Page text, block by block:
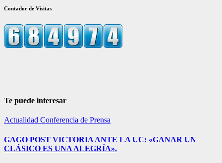
Contador de Visitas
Te puede interesar
Actualidad Conferencia de Prensa
GAGO POST VICTORIA ANTE LA UC: «GANAR UN
CLÁSICO ES UNA ALEGRÍA».